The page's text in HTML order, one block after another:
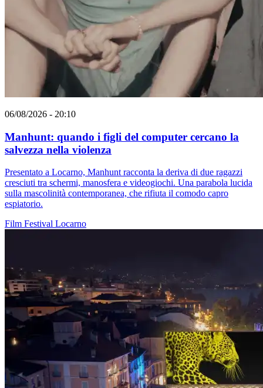
06/08/2026 - 20:10
Manhunt: quando i figli del computer cercano la
salvezza nella violenza
Presentato a Locarno, Manhunt racconta la deriva di due ragazzi
cresciuti tra schermi, manosfera e videogiochi. Una parabola lucida
sulla mascolinità contemporanea, che rifiuta il comodo capro
espiatorio.
Film Festival Locarno